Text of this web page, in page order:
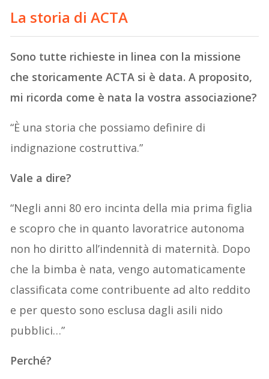
La storia di ACTA
Sono tutte richieste in linea con la missione
che storicamente ACTA si è data. A proposito,
mi ricorda come è nata la vostra associazione?
“È una storia che possiamo definire di
indignazione costruttiva.”
Vale a dire?
“Negli anni 80 ero incinta della mia prima figlia
e scopro che in quanto lavoratrice autonoma
non ho diritto all’indennità di maternità. Dopo
che la bimba è nata, vengo automaticamente
classificata come contribuente ad alto reddito
e per questo sono esclusa dagli asili nido
pubblici…”
Perché?